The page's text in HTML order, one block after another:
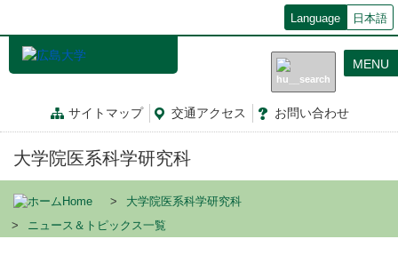
Language 日本語
サイトマップ 交通アクセス お問い合わせ
MENU
大学院医系科学研究科
Home
大学院医系科学研究科
ニュース＆トピックス一覧